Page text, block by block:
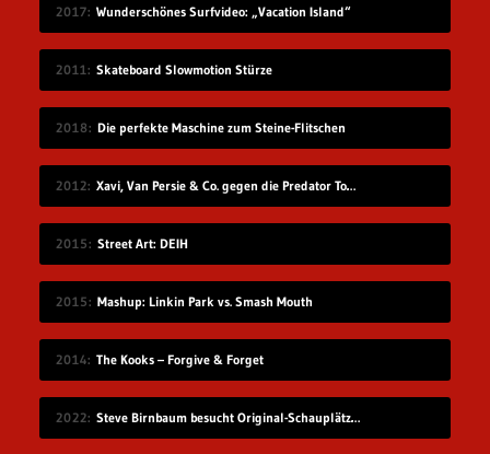
2017 Wunderschönes Surfvideo: „Vacation Island“
2011 Skateboard Slowmotion Stürze
2018 Die perfekte Maschine zum Steine-Flitschen
2012 Xavi, Van Persie & Co. gegen die Predator Todeszonen
2015 Street Art: DEIH
2015 Mashup: Linkin Park vs. Smash Mouth
2014 The Kooks – Forgive & Forget
2022 Steve Birnbaum besucht Original-Schauplätze von Musik-Fotografien